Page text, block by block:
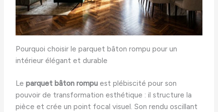
Pourquoi choisir le parquet bâton rompu pour un
intérieur élégant et durable
Leparquet bâton rompu est plébiscité pour son
pouvoir de transformation esthétique : il structure la
pièce et crée un point focal visuel. Son rendu oscillant